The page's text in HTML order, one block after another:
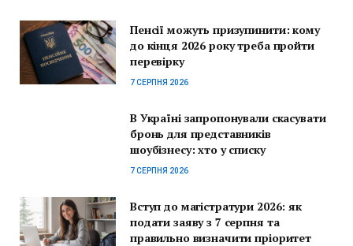
Пенсії можуть призупинити: кому
до кінця 2026 року треба пройти
перевірку
7 СЕРПНЯ 2026
В Україні запропонували скасувати
бронь для представників
шоубізнесу: хто у списку
7 СЕРПНЯ 2026
Вступ до магістратури 2026: як
подати заяву з 7 серпня та
правильно визначити пріоритет